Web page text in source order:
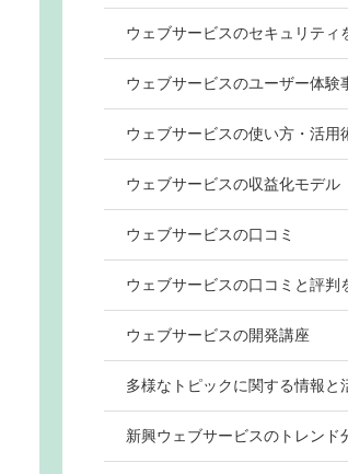
ウェブサービスのセキュリティ
ウェブサービスのユーザー体験
ウェブサービスの使い方・活用
ウェブサービスの収益化モデル
ウェブサービスの口コミ
ウェブサービスの口コミと評判
ウェブサービスの開発講座
多様なトピックに関する情報と
新興ウェブサービスのトレンド